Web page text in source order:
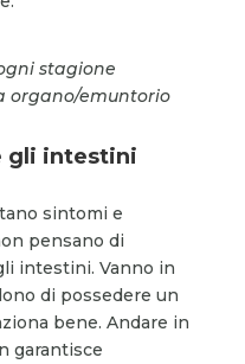
stagione
organo/emuntorio
gli intestini
sintomi e
pensano di
intestini. Vanno in
di possedere un
bene. Andare in
garantisce